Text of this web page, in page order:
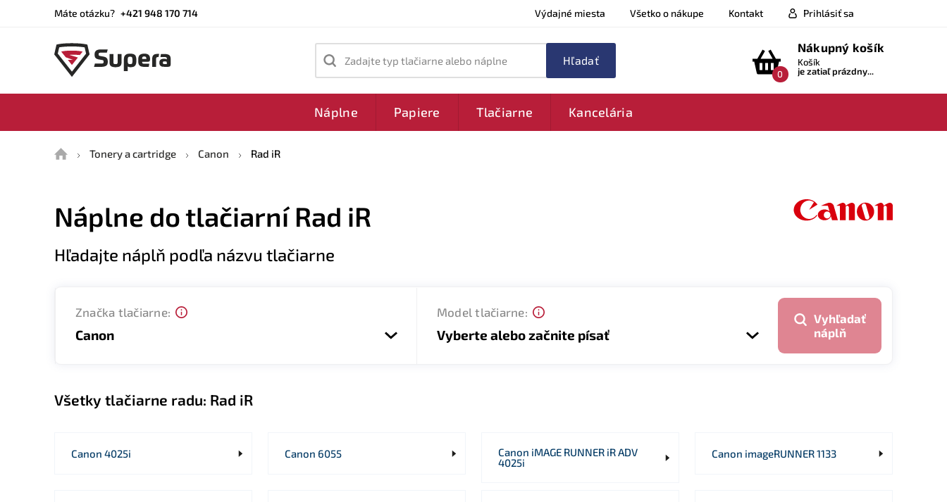
Máte otázku? +421 948 170 714 Výdajné miesta Všetko o nákupe Kontakt Prihlásiť sa
Zadajte typ tlačiarne alebo náplne
0
Nákupný košík
Košík
je zatiaľ prázdny...
Náplne Papiere Tlačiarne Kancelária
DomůTonery a cartridge Canon Rad iR
Náplne do tlačiarní Rad iR
Hľadajte náplň podľa názvu tlačiarne
Značka tlačiarne:
Canon
Model tlačiarne:
Vyberte alebo začnite písať
náplň
Všetky tlačiarne radu: Rad iR
Canon 4025i Canon 6055
Canon iMAGE RUNNER iR ADV
4025i
Canon imageRUNNER 1133